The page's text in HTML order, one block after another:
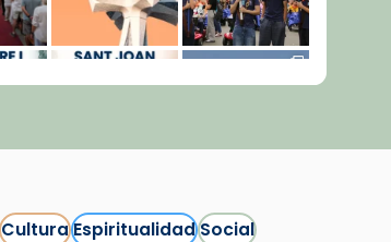
CulturaEspiritualidadSocial